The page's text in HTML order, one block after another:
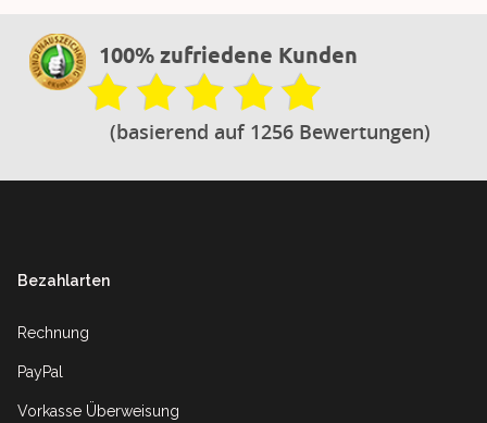
100% zufriedene Kunden
(basierend auf 1256 Bewertungen)
Bezahlarten
Rechnung
PayPal
Vorkasse Überweisung